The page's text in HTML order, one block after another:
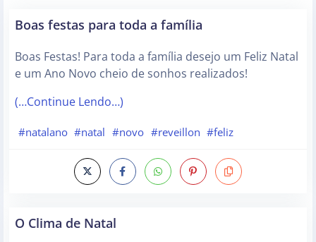
Boas festas para toda a família
Boas Festas! Para toda a família desejo um Feliz Natal
e um Ano Novo cheio de sonhos realizados!
(…Continue Lendo…)
#natalano #natal #novo #reveillon #feliz
O Clima de Natal